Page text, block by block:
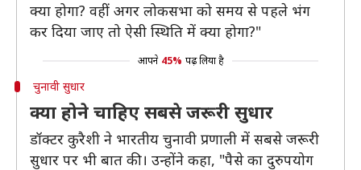
क्या होगा? वहीं अगर लोकसभा को समय से पहले भंग
कर दिया जाए तो ऐसी स्थिति में क्या होगा?"
आपने 45% पढ़ लिया है
चुनावी सुधार
क्या होने चाहिए सबसे जरूरी सुधार
डॉक्टर कुरैशी ने भारतीय चुनावी प्रणाली में सबसे जरूरी
सुधार पर भी बात की। उन्होंने कहा, "पैसे का दुरुपयोग